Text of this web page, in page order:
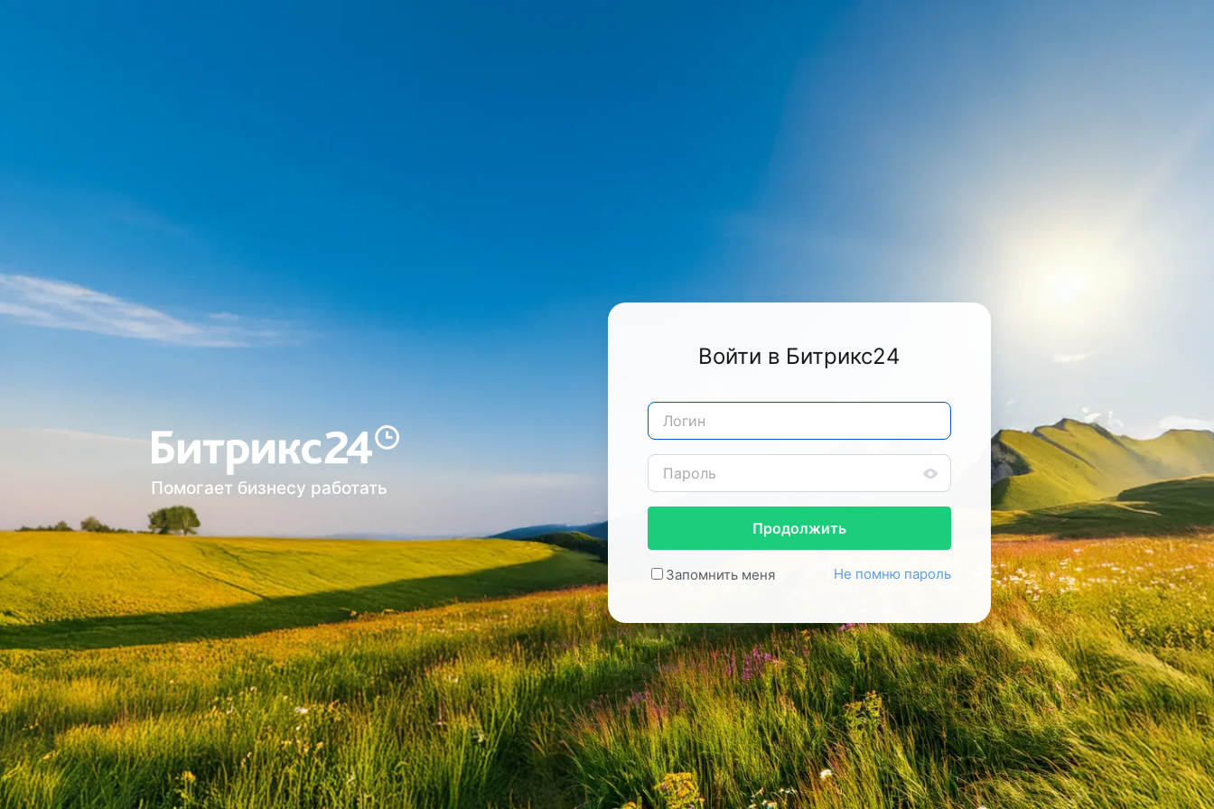
Помогает бизнесу работать
Войти в Битрикс24
Продолжить
Запомнить меня Не помню пароль